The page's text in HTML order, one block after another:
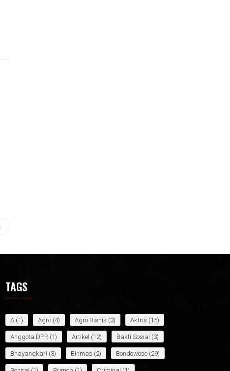
TAGS
A (1) Agro (4) Agro Bisnis (3) Aktris (15)
Anggota DPR (1) Artikel (12) Bakti Sosial (3)
Bhayangkari (3) Binmas (2) Bondowoso (29)